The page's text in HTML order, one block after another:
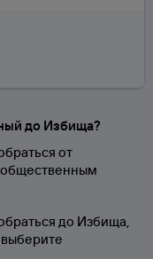
до Избища?
от
до Избища,